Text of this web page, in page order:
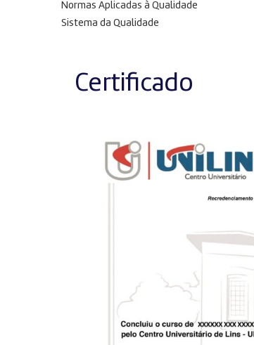
Normas Aplicadas à Qualidade
Sistema da Qualidade
Certificado